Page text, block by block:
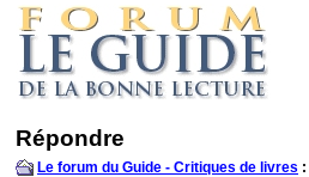
Répondre
Le forum du Guide - Critiques de livres :